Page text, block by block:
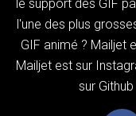
le support des GIF
l'une des plus
GIF animé ? Mailjet
Mailjet est sur
sur